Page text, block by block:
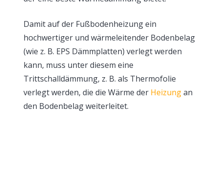
Damit auf der Fußbodenheizung ein
hochwertiger und wärmeleitender Bodenbelag
(wie z. B. EPS Dämmplatten) verlegt werden
kann, muss unter diesem eine
Trittschalldämmung, z. B. als Thermofolie
verlegt werden, die die Wärme der Heizungan
den Bodenbelag weiterleitet.